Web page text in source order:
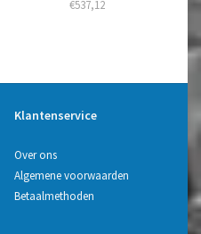
€537,12
Klantenservice
Over ons
Algemene voorwaarden
Betaalmethoden